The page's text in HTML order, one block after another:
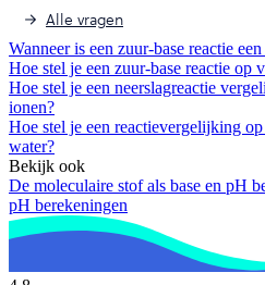
Alle vragen
Wanneer is een zuur-base reactie
Hoe stel je een zuur-base reactie op
Hoe stel je een neerslagreactie
ionen?
Hoe stel je een reactievergelijking
water?
Bekijk ook
De moleculaire stof als base en pH
pH berekeningen